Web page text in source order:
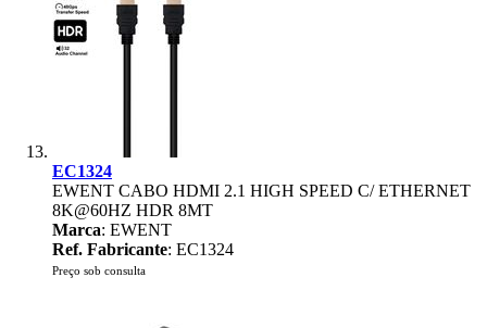
EC1324
EWENT CABO HDMI 2.1 HIGH SPEED C/ ETHERNET
8K@60HZ HDR 8MT
Marca: EWENT
Ref. Fabricante: EC1324
Preço sob consulta